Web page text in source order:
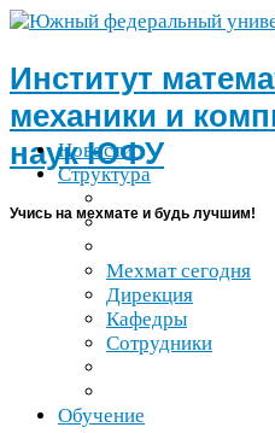
Институт
механики и
наукЮФУ
Учись на мехмате и будь лучшим!
Новости
Структура
Мехмат сегодня
Дирекция
Кафедры
Сотрудники
Обучение